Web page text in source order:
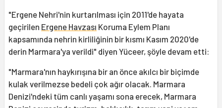
"Ergene Nehri'nin kurtarılması için 2011'de hayata
geçirilen Ergene Havzası Koruma Eylem Planı
kapsamında nehrin kirliliğinin bir kısmı Kasım 2020'de
derin Marmara'ya verildi" diyen Yüceer, şöyle devam etti:
"Marmara'nın haykırışına bir an önce akılcı bir biçimde
kulak verilmezse bedeli çok ağır olacak. Marmara
Denizi'ndeki tüm canlı yaşamı sona erecek, Marmara